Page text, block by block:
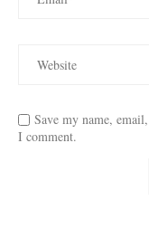
Save my name,
I comment.